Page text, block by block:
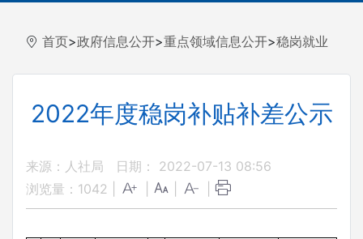
首页>政府信息公开>重点领域信息公开>稳岗就业
2022年度稳岗补贴补差公示
来源：人社局
日期： 2022-07-13 08:56
浏览量： 1042